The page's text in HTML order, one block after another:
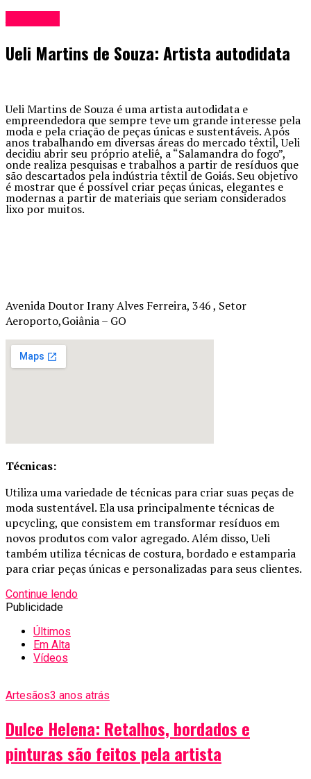
Ueli Martins de Souza: Artista autodidata
Ueli Martins de Souza é uma artista autodidata e
empreendedora que sempre teve um grande interesse pela
moda e pela criação de peças únicas e sustentáveis. Após
anos trabalhando em diversas áreas do mercado têxtil, Ueli
decidiu abrir seu próprio ateliê, a “Salamandra do fogo”,
onde realiza pesquisas e trabalhos a partir de resíduos que
são descartados pela indústria têxtil de Goiás. Seu objetivo
é mostrar que é possível criar peças únicas, elegantes e
modernas a partir de materiais que seriam considerados
lixo por muitos.
Avenida Doutor Irany Alves Ferreira, 346 , Setor
Aeroporto,Goiânia – GO
Técnicas:
Utiliza uma variedade de técnicas para criar suas peças de
moda sustentável. Ela usa principalmente técnicas de
upcycling, que consistem em transformar resíduos em
novos produtos com valor agregado. Além disso, Ueli
também utiliza técnicas de costura, bordado e estamparia
para criar peças únicas e personalizadas para seus clientes.
Continue lendo
Publicidade
Últimos
Em Alta
Vídeos
Artesãos3 anos atrás
Dulce Helena: Retalhos, bordados e
pinturas são feitos pela artista